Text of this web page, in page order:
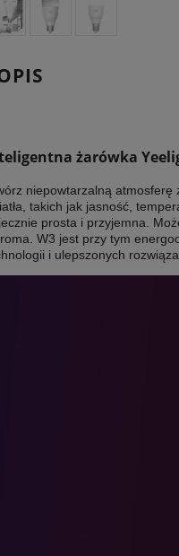
żarówka
niepowtarzalną
takich jak jasność,
prosta i przyjemna.
W3 jest przy tym
i ulepszonych